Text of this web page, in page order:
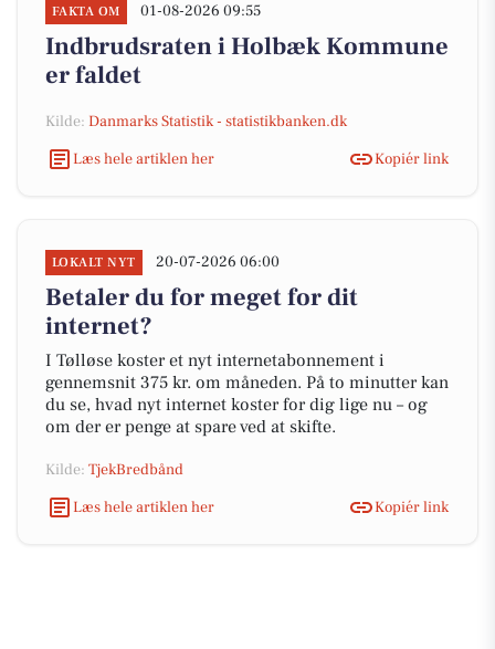
FAKTA OM 01-08-2026 09:55
Indbrudsraten i Holbæk Kommune
er faldet
Kilde: Danmarks Statistik - statistikbanken.dk
Læs hele artiklen her
Kopiér link
LOKALT NYT 20-07-2026 06:00
Betaler du for meget for dit
internet?
I Tølløse koster et nyt internetabonnement i
gennemsnit 375 kr. om måneden. På to minutter kan
du se, hvad nyt internet koster for dig lige nu – og
om der er penge at spare ved at skifte.
Kilde: TjekBredbånd
Læs hele artiklen her
Kopiér link